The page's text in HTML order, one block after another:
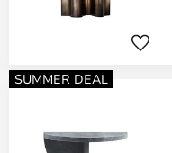
SUMMER DEAL